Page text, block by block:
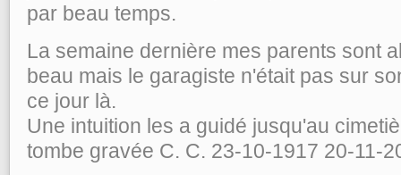
par beau temps.
La semaine dernière mes parents sont
beau mais le garagiste n'était pas sur
ce jour là.
Une intuition les a guidé jusqu'au
tombe gravée C. C. 23-10-1917 20-11-